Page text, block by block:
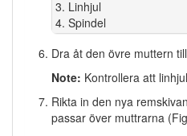
Linhjul
Spindel
Dra åt den övre muttern
Note: Kontrollera att
Rikta in den nya
passar över muttrarna